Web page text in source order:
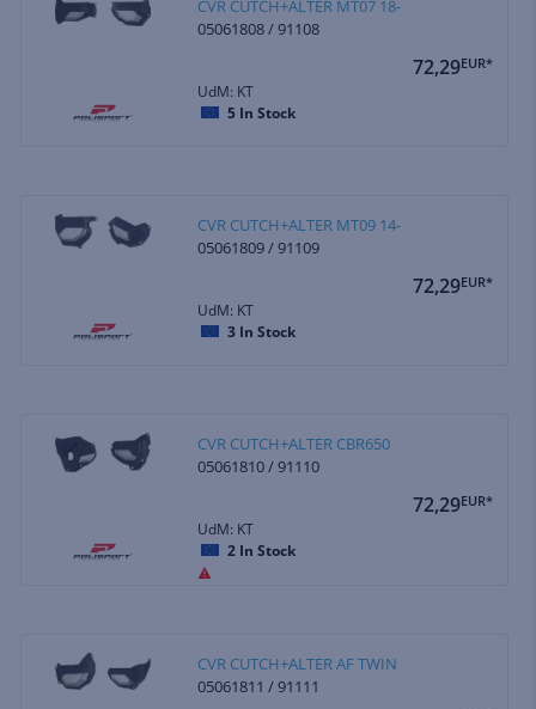
CVR CUTCH+ALTER MT07 18-
05061808 / 91108
72,29EUR*
UdM: KT
5 In Stock
CVR CUTCH+ALTER MT09 14-
05061809 / 91109
72,29EUR*
UdM: KT
3 In Stock
CVR CUTCH+ALTER CBR650
05061810 / 91110
72,29EUR*
UdM: KT
2 In Stock
CVR CUTCH+ALTER AF TWIN
05061811 / 91111